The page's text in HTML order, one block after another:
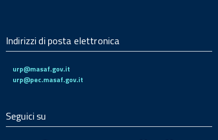
Indirizzi di posta elettronica
urp@masaf.gov.it
urp@pec.masaf.gov.it
Seguici su